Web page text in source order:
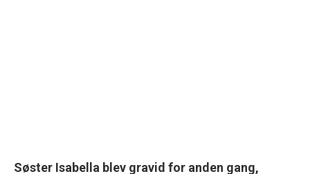
Søster Isabella blev gravid for anden gang,